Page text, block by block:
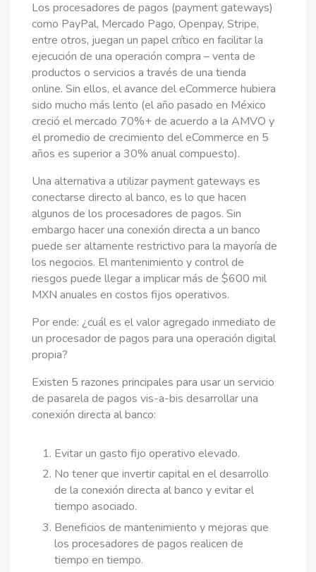
Los procesadores de pagos (payment gateways)
como PayPal, Mercado Pago, Openpay, Stripe,
entre otros, juegan un papel crítico en facilitar la
ejecución de una operación compra – venta de
productos o servicios a través de una tienda
online. Sin ellos, el avance del eCommerce hubiera
sido mucho más lento (el año pasado en México
creció el mercado 70%+ de acuerdo a la AMVO y
el promedio de crecimiento del eCommerce en 5
años es superior a 30% anual compuesto).
Una alternativa a utilizar payment gateways es
conectarse directo al banco, es lo que hacen
algunos de los procesadores de pagos. Sin
embargo hacer una conexión directa a un banco
puede ser altamente restrictivo para la mayoría de
los negocios. El mantenimiento y control de
riesgos puede llegar a implicar más de $600 mil
MXN anuales en costos fijos operativos.
Por ende: ¿cuál es el valor agregado inmediato de
un procesador de pagos para una operación digital
propia?
Existen 5 razones principales para usar un servicio
de pasarela de pagos vis-a-bis desarrollar una
conexión directa al banco:
Evitar un gasto fijo operativo elevado.
No tener que invertir capital en el desarrollo
de la conexión directa al banco y evitar el
tiempo asociado.
Beneficios de mantenimiento y mejoras que
los procesadores de pagos realicen de
tiempo en tiempo.